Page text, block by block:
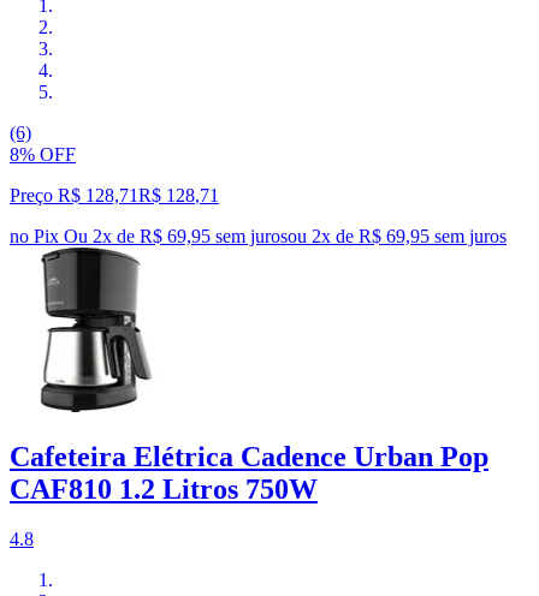
(6)
8% OFF
Preço R$ 128,71R$ 128,71
no Pix Ou 2x de R$ 69,95 sem jurosou 2x de R$ 69,95 sem juros
Cafeteira Elétrica Cadence Urban Pop
CAF810 1.2 Litros 750W
4.8